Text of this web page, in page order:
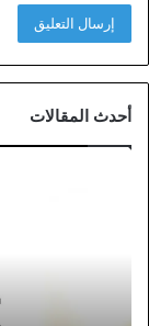
أحدث المقالات